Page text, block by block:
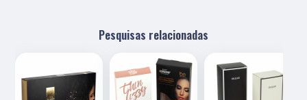
Pesquisas relacionadas